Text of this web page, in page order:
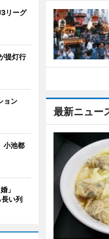
最新ニュー
リーグ
提灯行
ョン
小池都
婚」
い列